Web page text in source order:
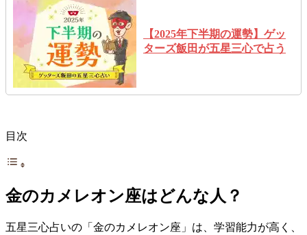
【2025年下半期の運勢】ゲッ
ターズ飯田が五星三心で占う
目次
金のカメレオン座はどんな人？
五星三心占いの「金のカメレオン座」は、学習能力が高く、